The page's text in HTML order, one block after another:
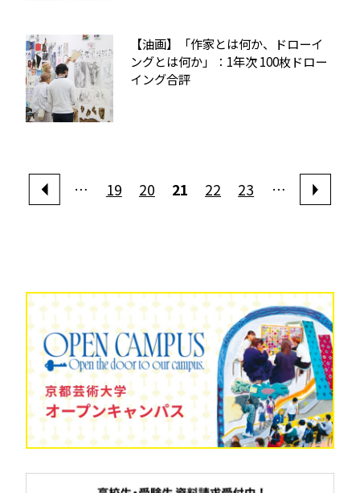
【油画】「作家とは何か、ドローイ
ングとは何か」：1年次 100枚ドロー
イング合評
… 19 20 21 22 23 …